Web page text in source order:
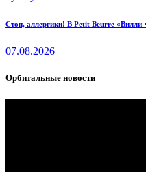
Стоп, аллергики! В Petit Beurre
07.08.2026
Орбитальные новости